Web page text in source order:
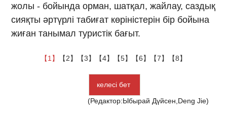
жолы - бойында орман, шатқал, жайлау, саздық
сияқты әртүрлі табиғат көріністерін бір бойына
жиған танымал туристік бағыт.
【1】 【2】 【3】 【4】 【5】 【6】 【7】 【8】
келесі бет
(Редактор:Ыбырай Дүйсен,Deng Jie)